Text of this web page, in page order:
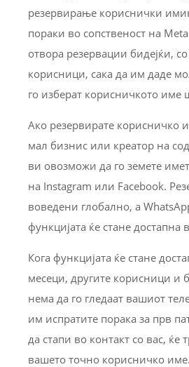
резервирање кориснички
пораки во сопственост на
отвора резервации бидејќи,
корисници, сака да им даде
го изберат корисничкото име
Ако резервирате корисничко
мал бизнис или креатор на
ви овозможи да го земете
на Instagram или Facebook.
воведени глобално, а
функцијата ќе стане достапна
Кога функцијата ќе стане
месеци, другите корисници и
нема да го гледаат вашиот
им испратите порака за прв
да стапи во контакт со вас, ќе
вашето точно корисничко